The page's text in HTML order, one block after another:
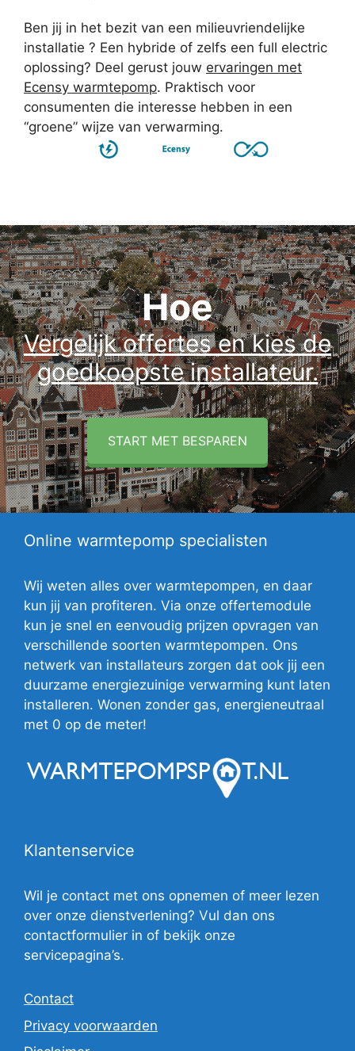
Ben jij in het bezit van een milieuvriendelijke
installatie ? Een hybride of zelfs een full electric
oplossing? Deel gerust jouw ervaringen met
Ecensy warmtepomp. Praktisch voor
consumenten die interesse hebben in een
“groene” wijze van verwarming.
Hoe
Vergelijk offertes en kies de
goedkoopste installateur.
START MET BESPAREN
Online warmtepomp specialisten
Wij weten alles over warmtepompen, en daar
kun jij van profiteren. Via onze offertemodule
kun je snel en eenvoudig prijzen opvragen van
verschillende soorten warmtepompen. Ons
netwerk van installateurs zorgen dat ook jij een
duurzame energiezuinige verwarming kunt laten
installeren. Wonen zonder gas, energieneutraal
met 0 op de meter!
Klantenservice
Wil je contact met ons opnemen of meer lezen
over onze dienstverlening? Vul dan ons
contactformulier in of bekijk onze
servicepagina’s.
Contact
Privacy voorwaarden